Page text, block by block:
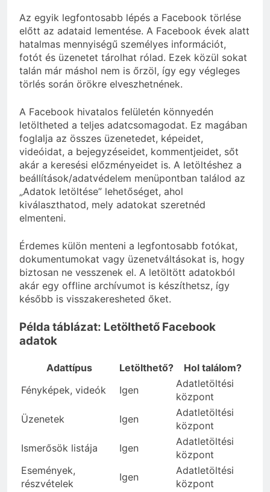
Az egyik legfontosabb lépés a Facebook törlése
előtt az adataid lementése. A Facebook évek alatt
hatalmas mennyiségű személyes információt,
fotót és üzenetet tárolhat rólad. Ezek közül sokat
talán már máshol nem is őrzöl, így egy végleges
törlés során örökre elveszhetnének.
A Facebook hivatalos felületén könnyedén
letöltheted a teljes adatcsomagodat. Ez magában
foglalja az összes üzenetedet, képeidet,
videóidat, a bejegyzéseidet, kommentjeidet, sőt
akár a keresési előzményeidet is. A letöltéshez a
beállítások/adatvédelem menüpontban találod az
„Adatok letöltése” lehetőséget, ahol
kiválaszthatod, mely adatokat szeretnéd
elmenteni.
Érdemes külön menteni a legfontosabb fotókat,
dokumentumokat vagy üzenetváltásokat is, hogy
biztosan ne vesszenek el. A letöltött adatokból
akár egy offline archívumot is készíthetsz, így
később is visszakeresheted őket.
Példa táblázat: Letölthető Facebook
adatok
Adattípus Letölthető?
Hol találom?
Fényképek, videók
Igen
Adatletöltési
központ
Üzenetek
Igen
Adatletöltési
központ
Ismerősök listája
Igen
Adatletöltési
központ
Események,
részvételek
Igen
Adatletöltési
központ